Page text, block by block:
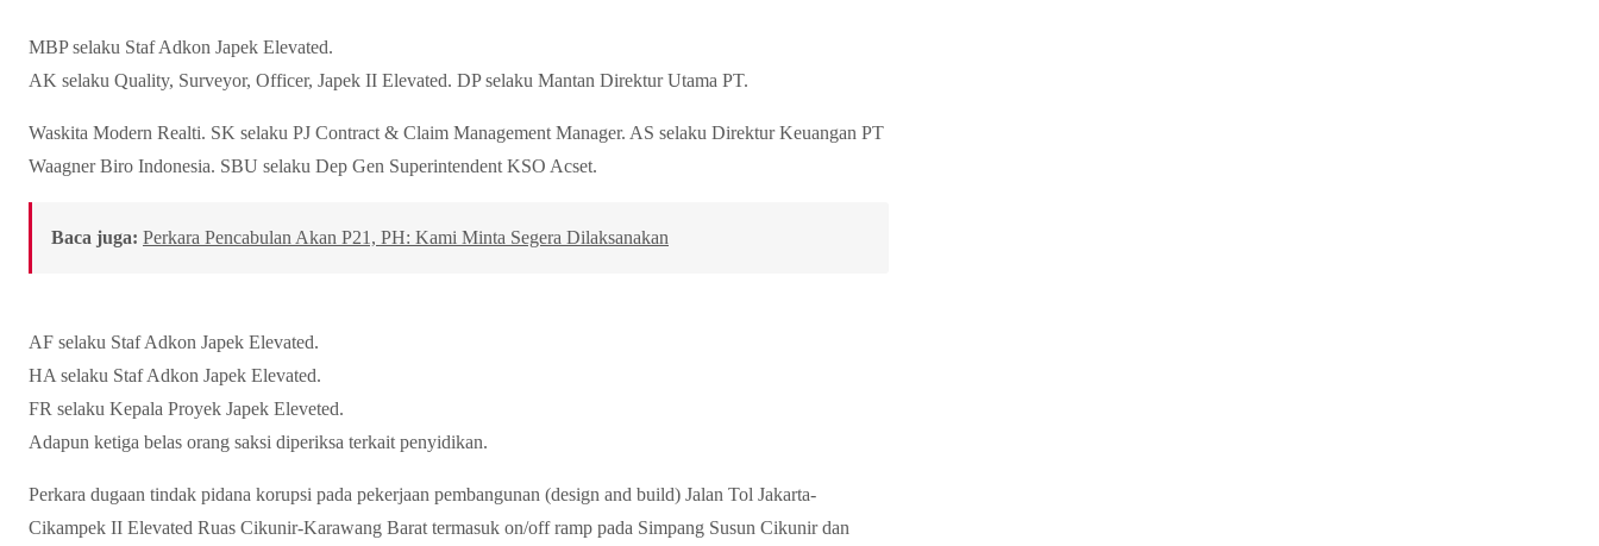
MBP selaku Staf Adkon Japek Elevated.
AK selaku Quality, Surveyor, Officer, Japek II Elevated. DP selaku Mantan Direktur Utama PT.
Waskita Modern Realti. SK selaku PJ Contract & Claim Management Manager. AS selaku Direktur Keuangan PT
Waagner Biro Indonesia. SBU selaku Dep Gen Superintendent KSO Acset.
Baca juga: Perkara Pencabulan Akan P21, PH: Kami Minta Segera Dilaksanakan
AF selaku Staf Adkon Japek Elevated.
HA selaku Staf Adkon Japek Elevated.
FR selaku Kepala Proyek Japek Eleveted.
Adapun ketiga belas orang saksi diperiksa terkait penyidikan.
Perkara dugaan tindak pidana korupsi pada pekerjaan pembangunan (design and build) Jalan Tol Jakarta-
Cikampek II Elevated Ruas Cikunir-Karawang Barat termasuk on/off ramp pada Simpang Susun Cikunir dan